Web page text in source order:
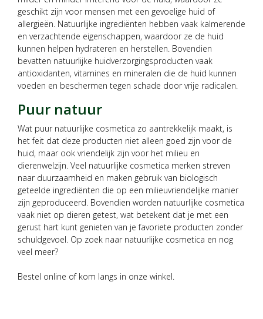
geschikt zijn voor mensen met een gevoelige huid of
allergieën. Natuurlijke ingrediënten hebben vaak kalmerende
en verzachtende eigenschappen, waardoor ze de huid
kunnen helpen hydrateren en herstellen. Bovendien
bevatten natuurlijke huidverzorgingsproducten vaak
antioxidanten, vitamines en mineralen die de huid kunnen
voeden en beschermen tegen schade door vrije radicalen.
Puur natuur
Wat puur natuurlijke cosmetica zo aantrekkelijk maakt, is
het feit dat deze producten niet alleen goed zijn voor de
huid, maar ook vriendelijk zijn voor het milieu en
dierenwelzijn. Veel natuurlijke cosmetica merken streven
naar duurzaamheid en maken gebruik van biologisch
geteelde ingrediënten die op een milieuvriendelijke manier
zijn geproduceerd. Bovendien worden natuurlijke cosmetica
vaak niet op dieren getest, wat betekent dat je met een
gerust hart kunt genieten van je favoriete producten zonder
schuldgevoel. Op zoek naar natuurlijke cosmetica en nog
veel meer?
Bestel online of kom langs in onze winkel.